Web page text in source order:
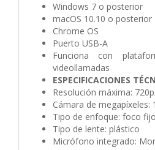
Windows 7 o posterior
macOS 10.10 o posterior
Chrome OS
Puerto USB-A
Funciona con
videollamadas
ESPECIFICACIONES
Resolución máxima:
Cámara de megapíxeles:
Tipo de enfoque: foco fijo
Tipo de lente: plástico
Micrófono integrado: